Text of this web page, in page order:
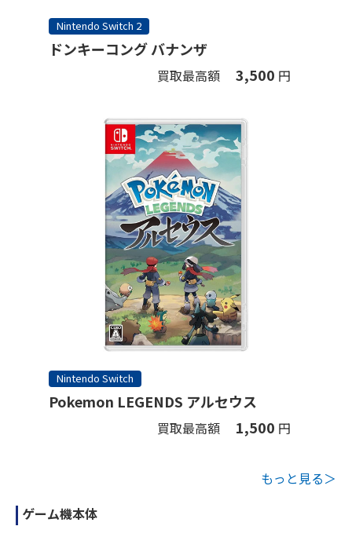
Nintendo Switch 2
ドンキーコング バナンザ
買取最高額 3,500 円
Nintendo Switch
Pokemon LEGENDS アルセウス
買取最高額 1,500 円
もっと見る＞
ゲーム機本体